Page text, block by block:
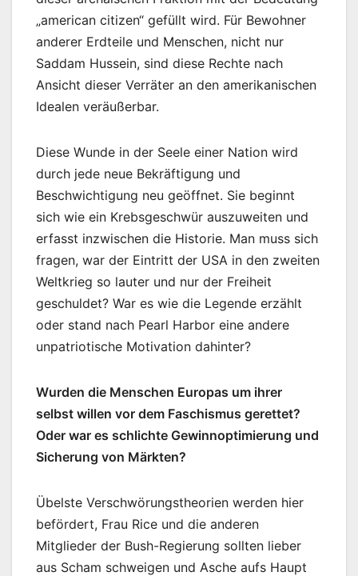
„american citizen“ gefüllt wird. Für Bewohner
anderer Erdteile und Menschen, nicht nur
Saddam Hussein, sind diese Rechte nach
Ansicht dieser Verräter an den amerikanischen
Idealen veräußerbar.
Diese Wunde in der Seele einer Nation wird
durch jede neue Bekräftigung und
Beschwichtigung neu geöffnet. Sie beginnt
sich wie ein Krebsgeschwür auszuweiten und
erfasst inzwischen die Historie. Man muss sich
fragen, war der Eintritt der USA in den zweiten
Weltkrieg so lauter und nur der Freiheit
geschuldet? War es wie die Legende erzählt
oder stand nach Pearl Harbor eine andere
unpatriotische Motivation dahinter?
Wurden die Menschen Europas um ihrer
selbst willen vor dem Faschismus gerettet?
Oder war es schlichte Gewinnoptimierung und
Sicherung von Märkten?
Übelste Verschwörungstheorien werden hier
befördert, Frau Rice und die anderen
Mitglieder der Bush-Regierung sollten lieber
aus Scham schweigen und Asche aufs Haupt